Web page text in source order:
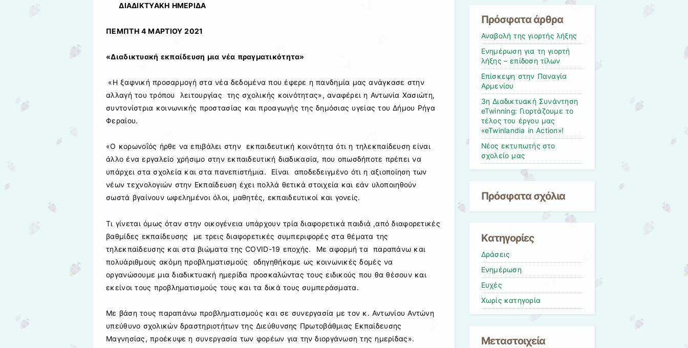
ΔΙΑΔΙΚΤΥΑΚΗ ΗΜΕΡΙΔΑ
ΠΕΜΠΤΗ 4 ΜΑΡΤΙΟΥ 2021
«Διαδικτυακή εκπαίδευση μια νέα πραγματικότητα»
«Η ξαφνική προσαρμογή στα νέα δεδομένα που έφερε η πανδημία μας ανάγκασε στην
αλλαγή του τρόπου λειτουργίας της σχολικής κοινότητας», αναφέρει η Αντωνία Χασιώτη,
συντονίστρια κοινωνικής προστασίας και προαγωγής της δημόσιας υγείας του Δήμου Ρήγα
Φεραίου.
«Ο κορωνοΐός ήρθε να επιβάλει στην εκπαιδευτική κοινότητα ότι η τηλεκπαίδευση είναι
άλλο ένα εργαλείο χρήσιμο στην εκπαιδευτική διαδικασία, που οπωσδήποτε πρέπει να
υπάρχει στα σχολεία και στα πανεπιστήμια. Είναι αποδεδειγμένο ότι η αξιοποίηση των
νέων τεχνολογιών στην Εκπαίδευση έχει πολλά θετικά στοιχεία και εάν υλοποιηθούν
σωστά βγαίνουν ωφελημένοι όλοι, μαθητές, εκπαιδευτικοί και γονείς.
Τι γίνεται όμως όταν στην οικογένεια υπάρχουν τρία διαφορετικά παιδιά ,από διαφορετικές
βαθμίδες εκπαίδευσης με τρεις διαφορετικές συμπεριφορές στα θέματα της
τηλεκπαίδευσης και στα βιώματα της COVID-19 εποχής. Με αφορμή τα παραπάνω και
πολυάριθμους ακόμη προβληματισμούς οδηγηθήκαμε ως κοινωνικές δομές να
οργανώσουμε μια διαδικτυακή ημερίδα προσκαλώντας τους ειδικούς που θα θέσουν και
εκείνοι τους προβληματισμούς τους και τα δικά τους συμπεράσματα.
Με βάση τους παραπάνω προβληματισμούς και σε συνεργασία με τον κ. Αντωνίου Αντώνη
υπεύθυνο σχολικών δραστηριοτήτων της Διεύθυνσης Πρωτοβάθμιας Εκπαίδευσης
Μαγνησίας, προέκυψε η συνεργασία των φορέων για την διοργάνωση της ημερίδας».
Πρόσφατα άρθρα
Αναβολή της γιορτής λήξης
Ενημέρωση για τη γιορτή
λήξης – επίδοση τίλων
Επίσκεψη στην Παναγία
Αρμενίου
3η Διαδικτυακή Συνάντηση
eTwinning: Γιορτάζουμε το
τέλος του έργου μας
«eTwinlandia in Action»!
Νέος εκτυπωτής στο
σχολείο μας
Πρόσφατα σχόλια
Kατηγορίες
Δράσεις
Ενημέρωση
Ευχές
Χωρίς κατηγορία
Μεταστοιχεία